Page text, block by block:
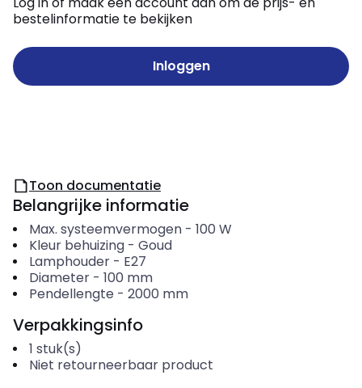
bestelinformatie te bekijken
Inloggen
Toon documentatie
Belangrijke informatie
Max. systeemvermogen- 100 W
Kleur behuizing- Goud
Lamphouder- E27
Diameter- 100 mm
Pendellengte - 2000 mm
Verpakkingsinfo
1 stuk(s)
Niet retourneerbaar product